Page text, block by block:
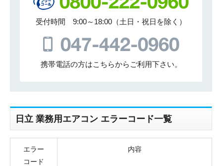
受付時間 9:00～18:00（土日・祝日を除く）
携帯電話の方はこちらからご利用下さい。
日立 業務用エアコン エラーコード一覧
エラー
コード
内容